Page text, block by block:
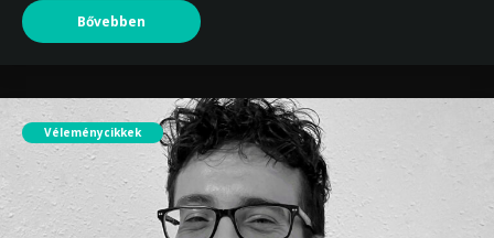
Bővebben
Véleménycikkek